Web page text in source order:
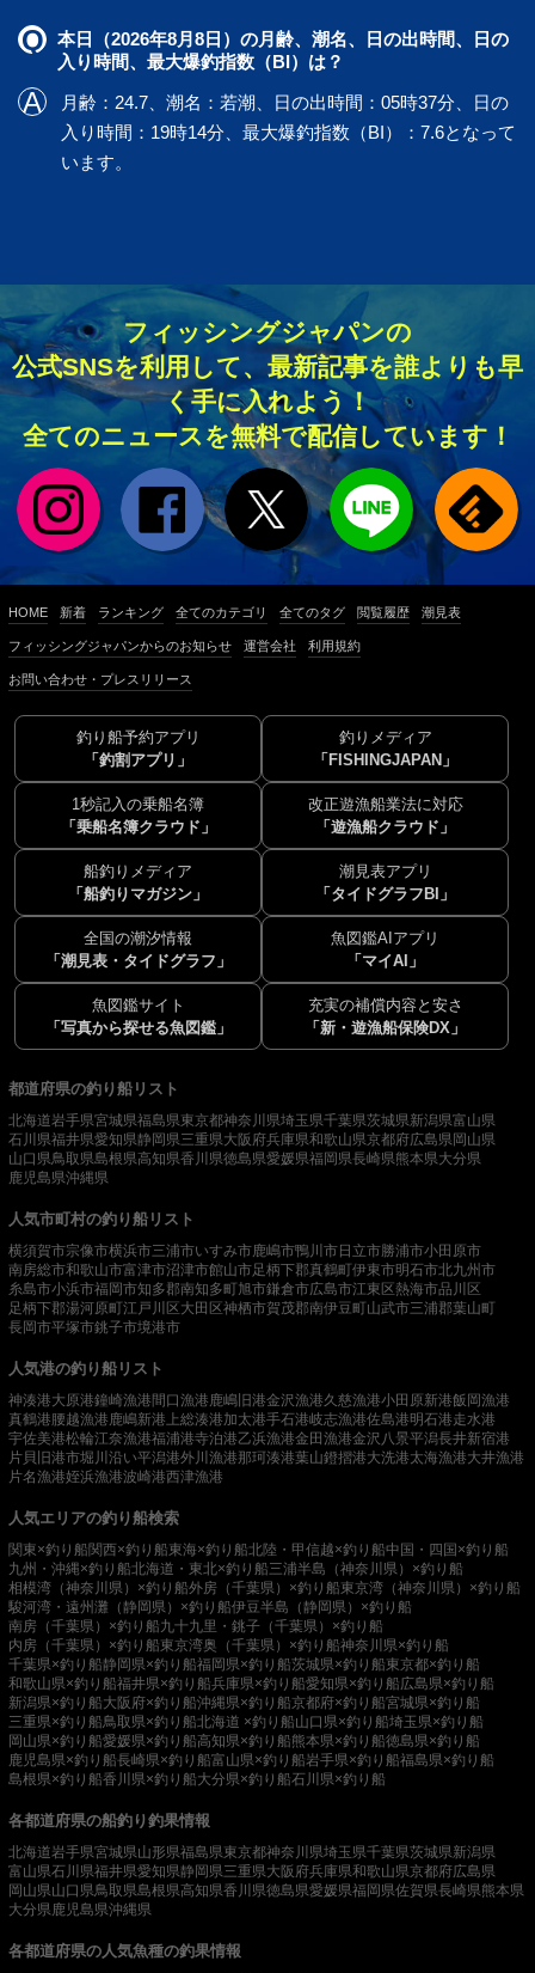
本日（2026年8月8日）の月齢、潮名、日の出時間、日の
入り時間、最大爆釣指数（BI）は？
月齢：24.7、潮名：若潮、日の出時間：05時37分、日の
入り時間：19時14分、最大爆釣指数（BI）：7.6となって
います。
フィッシングジャパンの
公式SNSを利用して、最新記事を誰よりも早
く手に入れよう！
全てのニュースを無料で配信しています！
HOME 新着 ランキング 全てのカテゴリ 全てのタグ 閲覧履歴 潮見表
フィッシングジャパンからのお知らせ 運営会社 利用規約
お問い合わせ・プレスリリース
釣り船予約アプリ
「釣割アプリ」
釣りメディア
「FISHINGJAPAN」
1秒記入の乗船名簿
「乗船名簿クラウド」
改正遊漁船業法に対応
「遊漁船クラウド」
船釣りメディア
「船釣りマガジン」
潮見表アプリ
「タイドグラフBI」
全国の潮汐情報
「潮見表・タイドグラフ」
魚図鑑AIアプリ
「マイAI」
魚図鑑サイト
「写真から探せる魚図鑑」
充実の補償内容と安さ
「新・遊漁船保険DX」
都道府県の釣り船リスト
北海道岩手県宮城県福島県東京都神奈川県埼玉県千葉県茨城県新潟県富山県
石川県福井県愛知県静岡県三重県大阪府兵庫県和歌山県京都府広島県岡山県
山口県鳥取県島根県高知県香川県徳島県愛媛県福岡県長崎県熊本県大分県
鹿児島県沖縄県
人気市町村の釣り船リスト
横須賀市宗像市横浜市三浦市いすみ市鹿嶋市鴨川市 日立市勝浦市小田原市
南房総市和歌山市富津市沼津市館山市足柄下郡真鶴町伊東市明石市北九州市
糸島市小浜市福岡市知多郡南知多町旭市鎌倉市広島市江東区熱海市品川区
足柄下郡湯河原町江戸川区 大田区神栖市賀茂郡南伊豆町山武市三浦郡葉山町
長岡市平塚市銚子市境港市
人気港の釣り船リスト
神湊港大原港鐘崎漁港 間口漁港鹿嶋旧港金沢漁港久慈漁港小田原新港飯岡漁港
真鶴港 腰越漁港鹿嶋新港 上総湊港加太港手石港岐志漁港佐島港明石港走水港
宇佐美港松輪江奈漁港福浦港寺泊港乙浜漁港金田漁港金沢八景平潟長井新宿港
片貝旧港市堀川沿い平潟港外川漁港那珂湊港葉山鐙摺港大洗港太海漁港大井漁港
片名漁港姪浜漁港波崎港西津漁港
人気エリアの釣り船検索
関東×釣り船関西×釣り船東海×釣り船北陸・甲信越×釣り船中国・四国×釣り船
九州・沖縄×釣り船北海道・東北×釣り船三浦半島（神奈川県）×釣り船
相模湾（神奈川県）×釣り船外房（千葉県）×釣り船東京湾（神奈川県）×釣り船
駿河湾・遠州灘（静岡県）×釣り船伊豆半島（静岡県）×釣り船
南房（千葉県）×釣り船九十九里・銚子（千葉県）×釣り船
内房（千葉県）×釣り船東京湾奥（千葉県）×釣り船神奈川県×釣り船
千葉県×釣り船静岡県×釣り船福岡県×釣り船茨城県×釣り船東京都×釣り船
和歌山県×釣り船福井県×釣り船兵庫県×釣り船愛知県×釣り船広島県×釣り船
新潟県×釣り船大阪府×釣り船沖縄県×釣り船京都府×釣り船宮城県×釣り船
三重県×釣り船鳥取県×釣り船北海道 ×釣り船山口県×釣り船埼玉県×釣り船
岡山県×釣り船愛媛県×釣り船高知県×釣り船熊本県×釣り船徳島県×釣り船
鹿児島県×釣り船長崎県×釣り船富山県×釣り船岩手県×釣り船福島県×釣り船
島根県×釣り船香川県×釣り船大分県×釣り船石川県×釣り船
各都道府県の船釣り釣果情報
北海道岩手県宮城県山形県福島県東京都神奈川県埼玉県千葉県茨城県新潟県
富山県石川県福井県愛知県静岡県三重県大阪府兵庫県和歌山県京都府広島県
岡山県山口県鳥取県島根県高知県香川県徳島県愛媛県福岡県佐賀県長崎県熊本県
大分県鹿児島県沖縄県
各都道府県の人気魚種の釣果情報